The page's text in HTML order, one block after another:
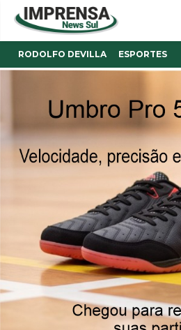
RODOLFO DEVILLA ESPORTES
no Campeonato
Adulto dos Clubes
Publicado por Imprensa News Sul 31/03/